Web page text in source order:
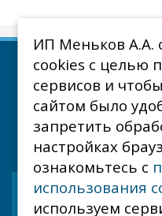
© «Производственная
Телефоны для справок: 8-
E-mail:mailzmt@mail.ru
ОБРАТНЫЙ ЗВОНОК
Главная
Акции
ИП Меньков А.А.
cookies с целью
сервисов и
сайтом было
запретить
настройках
ознакомьтесь с
использования
используем